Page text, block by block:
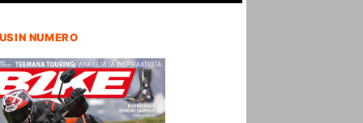
NUMERO